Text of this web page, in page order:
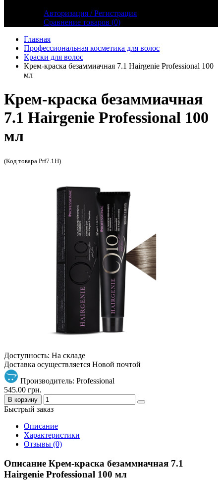
Авторизация / Регистрация
Сравнение товаров (0)
Главная
Профессиональная косметика для волос
Краски для волос
Крем-краска безаммиачная 7.1 Hairgenie Professional 100
мл
Крем-краска безаммиачная
7.1 Hairgenie Professional 100
мл
(Код товара Prf7.1H)
Доступность: На складе
Доставка осуществляется Новой почтой
Производитель: Professional
545.00 грн.
В корзину
Быстрый заказ
Описание
Характеристики
Отзывы (0)
Описание Крем-краска безаммиачная 7.1
Hairgenie Professional 100 мл